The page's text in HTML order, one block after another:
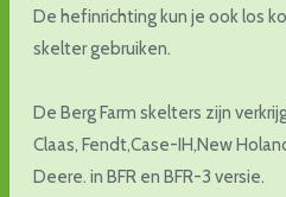
De hefinrichting kun je ook los
skelter gebruiken.
De Berg Farm skelters zijn
Claas, Fendt,Case-IH,New
Deere. in BFR en BFR-3 versie.